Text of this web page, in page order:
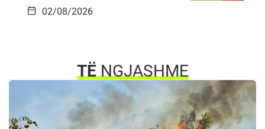
02/08/2026
TËNGJASHME